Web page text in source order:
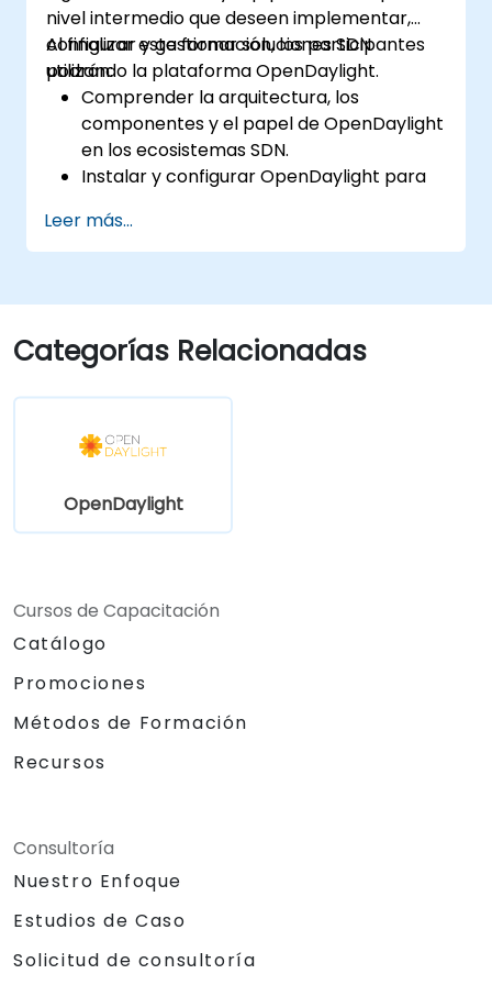
nivel intermedio que deseen implementar,
configurar y gestionar soluciones SDN
utilizando la plataforma OpenDaylight.
Al finalizar esta formación, los participantes
podrán:
Comprender la arquitectura, los
componentes y el papel de OpenDaylight
en los ecosistemas SDN.
Instalar y configurar OpenDaylight para
Desarrollar e implementar flujos de red
mediante controladores OpenDaylight.
habilitados para SDN y redes existentes.
Diagnosticar problemas y optimizar los
despliegues de OpenDaylight para casos
Leer más...
Categorías Relacionadas
OpenDaylight
Cursos de Capacitación
Catálogo
Promociones
Métodos de Formación
Recursos
Consultoría
Nuestro Enfoque
Estudios de Caso
Solicitud de consultoría